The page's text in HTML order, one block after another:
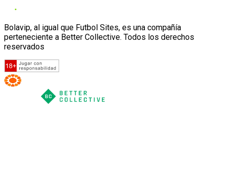
Bolavip, al igual que Futbol Sites, es una compañía
perteneciente a Better Collective. Todos los derechos
reservados